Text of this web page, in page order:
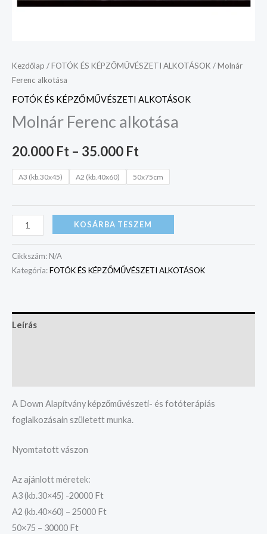
Kezdőlap /FOTÓK ÉS KÉPZŐMŰVÉSZETI ALKOTÁSOK / Molnár
Ferenc alkotása
FOTÓK ÉS KÉPZŐMŰVÉSZETI ALKOTÁSOK
Molnár Ferenc alkotása
20.000 Ft – 35.000 Ft
A3 (kb.30x45) A2 (kb.40x60) 50x75cm
KOSÁRBA TESZEM
Cikkszám: N/A
Kategória:FOTÓK ÉS KÉPZŐMŰVÉSZETI ALKOTÁSOK
Leírás
A Down Alapítvány képzőművészeti- és fotóterápiás
foglalkozásain született munka.
Nyomtatott vászon
Az ajánlott méretek:
A3 (kb.30×45) -20000 Ft
A2 (kb.40×60) – 25000 Ft
50×75 – 30000 Ft